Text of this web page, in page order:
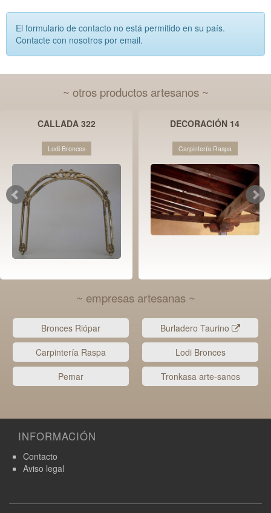
El formulario de contacto no está permitido en su país.
Contacte con nosotros por email.
~ otros productos artesanos ~
CALLADA 322
Lodi Bronces
DECORACIÓN 14
Carpintería Raspa
~ empresas artesanas ~
Bronces Riópar
Burladero Taurino
Carpintería Raspa
Lodi Bronces
Pemar
Tronkasa arte-sanos
INFORMACIÓN
Contacto
Aviso legal